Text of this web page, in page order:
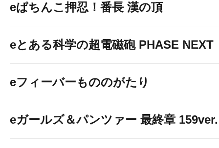
eぱちんこ押忍！番長 漢の頂
eとある科学の超電磁砲 PHASE NEXT
eフィーバーもののがたり
eガールズ＆パンツァー 最終章 159ver.